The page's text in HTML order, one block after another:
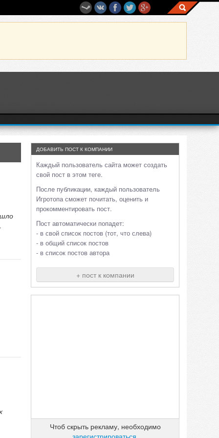
ДОБАВИТЬ ПОСТ К КОМПАНИИ
Каждый пользователь сайта может создать
свой пост в этом теге.
После публикации, каждый пользователь
Игротопа сможет почитать, оценить и
прокомментировать пост.
Пост автоматически попадет:
- в свой список постов (тот, что слева)
- в общий список постов
- в список постов автора
+ пост к компании
Чтоб скрыть рекламу, необходимо
зарегистрироваться